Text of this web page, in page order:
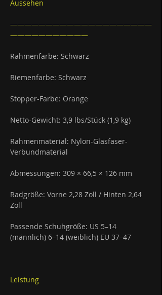
Aussehen
————————————————————
———————————
Rahmenfarbe: Schwarz
Riemenfarbe: Schwarz
Stopper-Farbe: Orange
Netto-Gewicht: 3,9 lbs/Stück (1,9 kg)
Rahmenmaterial: Nylon-Glasfaser-
Verbundmaterial
Abmessungen: 309 × 66,5 × 126 mm
Radgröße: Vorne 2,28 Zoll / Hinten 2,64
Zoll
Passende Schuhgröße: US 5–14
(männlich) 6–14 (weiblich) EU 37–47
Leistung